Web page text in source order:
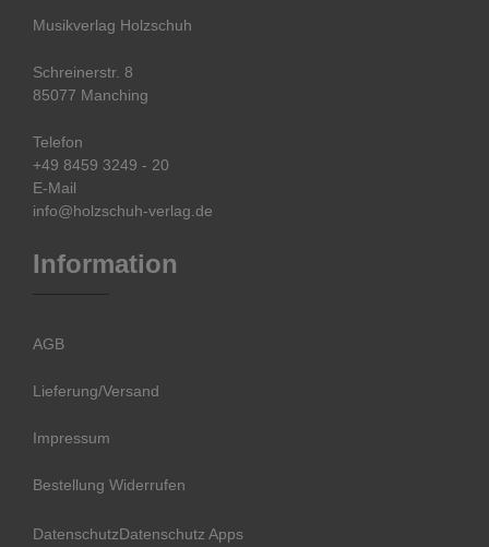
Musikverlag Holzschuh
Schreinerstr. 8
85077 Manching
Telefon
+49 8459 3249 - 20
E-Mail
info@holzschuh-verlag.de
Information
AGB
Lieferung/Versand
Impressum
Bestellung Widerrufen
DatenschutzDatenschutz Apps